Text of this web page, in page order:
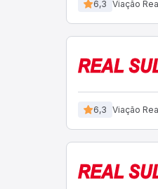
6,3 Viação
6,3 Viação